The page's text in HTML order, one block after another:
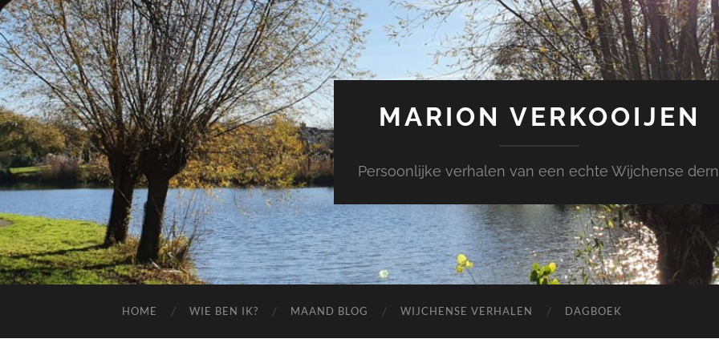
MARION VERKOOIJEN
Persoonlijke verhalen van een echte Wijchense
HOME WIE BEN IK? MAAND BLOG WIJCHENSE VERHALEN DAGBOEK